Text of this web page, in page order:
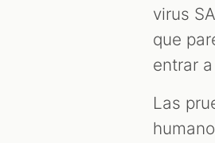
virus
que
entrar
Las